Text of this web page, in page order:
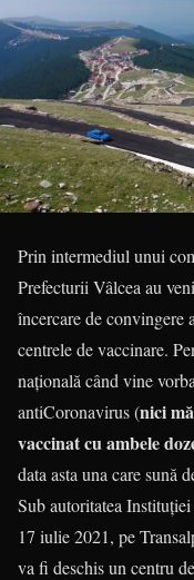
Prin intermediul unui
Prefecturii Vâlcea au
încercare de convingere
centrele de vaccinare.
națională când vine
antiCoronavirus (nici
vaccinat cu ambele
data asta una care sună
Sub autoritatea
17 iulie 2021, pe
va fi deschis un centru